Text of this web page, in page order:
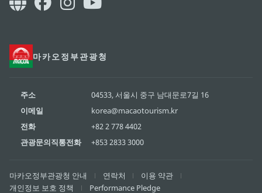
마카오정부관광청
주소
04533, 서울시 중구 남대문로7길 16
이메일
korea@macaotourism.kr
전화
+82 2 778 4402
관광문의직통전화
+853 2833 3000
마카오정부관광청 안내 연락처
이용 약관
개인정보 보호 정책
Performance Pledge